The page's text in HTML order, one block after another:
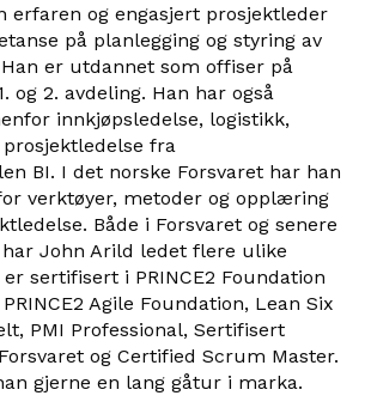
erfaren og engasjert prosjektleder
på planlegging og styring av
er utdannet som offiser på
og 2. avdeling. Han har også
innkjøpsledelse, logistikk,
fra
BI. I det norske Forsvaret har han
verktøyer, metoder og opplæring
Både i Forsvaret og senere
John Arild ledet flere ulike
sertifisert i PRINCE2 Foundation
Agile Foundation, Lean Six
PMI Professional, Sertifisert
og Certified Scrum Master.
gjerne en lang gåtur i marka.